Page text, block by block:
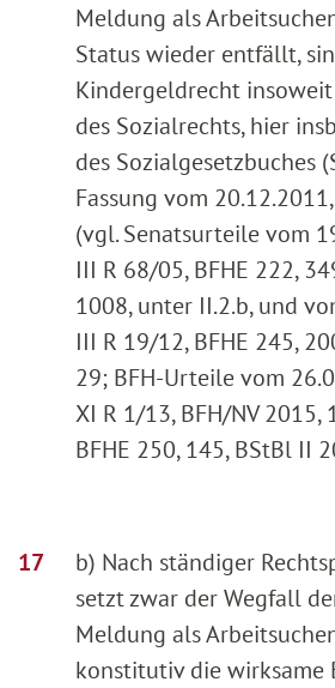
Meldung als
Status wieder entfällt,
Kindergeldrecht
des Sozialrechts, hier
des Sozialgesetzbuches
Fassung vom
(vgl. Senatsurteile vom
III R 68/05, BFHE 222,
1008, unter II.2.b, und
III R 19/12, BFHE 245,
29; BFH-Urteile vom
XI R 1/13, BFH/NV 2015,
BFHE 250, 145, BStBl II
b) Nach ständiger
setzt zwar der Wegfall
Meldung als
konstitutiv die wirksame